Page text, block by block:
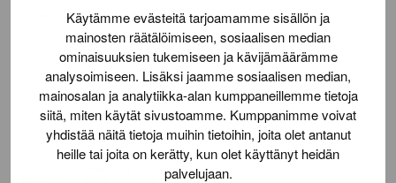
Käytämme evästeitä tarjoamamme sisällön ja
mainosten räätälöimiseen, sosiaalisen median
ominaisuuksien tukemiseen ja kävijämäärämme
analysoimiseen. Lisäksi jaamme sosiaalisen median,
mainosalan ja analytiikka-alan kumppaneillemme tietoja
siitä, miten käytät sivustoamme. Kumppanimme voivat
yhdistää näitä tietoja muihin tietoihin, joita olet antanut
heille tai joita on kerätty, kun olet käyttänyt heidän
palvelujaan.
Nouto toimitilasta
Asennus (22,50€/rengas)
Lue lisäätoimituksesta